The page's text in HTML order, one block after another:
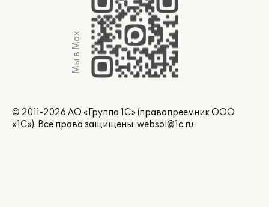
Мы в Max
© 2011-2026 АО «Группа 1С» (правопреемник ООО
«1С»). Все права защищены. websol@1c.ru